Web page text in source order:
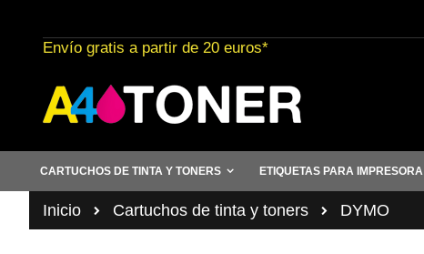
al
contenido
Envío gratis a partir de 20 euros*
CARTUCHOS DE TINTA Y TONERS ETIQUETAS PARA IMPRESORA
Inicio Cartuchos de tinta y toners DYMO